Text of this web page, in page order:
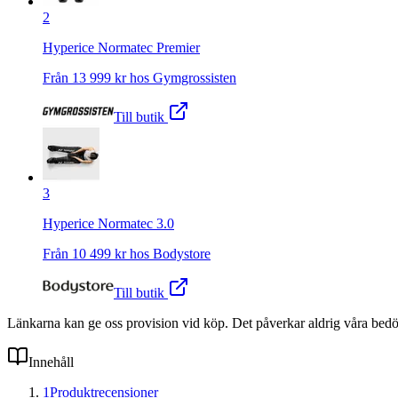
2
Hyperice Normatec Premier
Från 13 999 kr hos Gymgrossisten
Till butik
3
Hyperice Normatec 3.0
Från 10 499 kr hos Bodystore
Till butik
Länkarna kan ge oss provision vid köp. Det påverkar aldrig våra
Innehåll
1Produktrecensioner